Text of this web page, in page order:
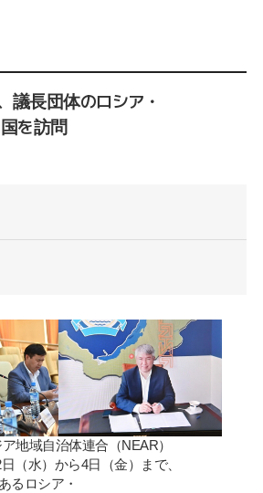
議長団体のロシア・
を訪問
地域自治体連合（NEAR）
日（水）から4日（金）まで、
るロシア ・